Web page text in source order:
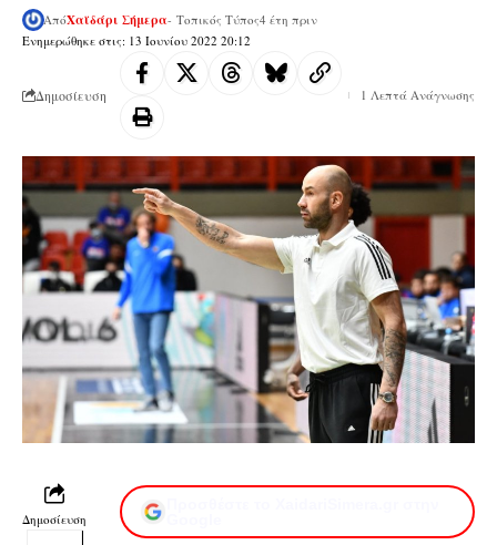
Ενημερώθηκε στις: 13 Ιουνίου 2022 20:12
ΑπόΧαϊδάρι Σήμερα- Τοπικός Τύπος4 έτη πριν
Δημοσίευση 1 Λεπτά Ανάγνωσης
Δημοσίευση